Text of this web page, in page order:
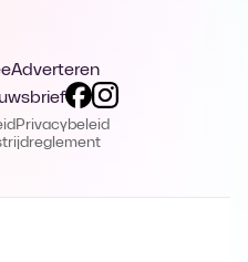
Adverteren
Privacybeleid